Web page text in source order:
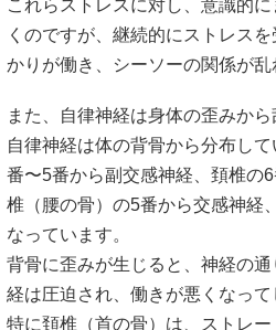
椎（腰の骨）の5番から交感神経
なっています。
背骨に歪みが生じると、神経の通
特に頚椎（首の骨）は、ストレ
みが生じていることが多く、副
います。
このような状況が続くと、身体は
報サインとして、頭痛や肩こり
痛、下痢、便秘、吐き気、全身倦